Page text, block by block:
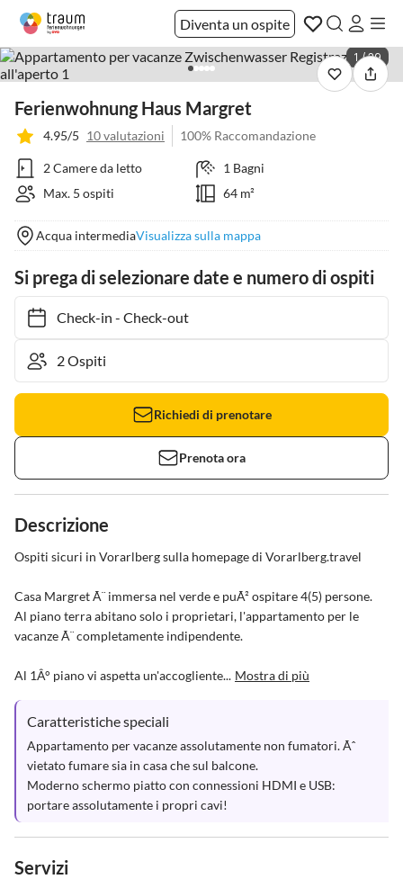
Diventa un ospite
1 / 29
Ferienwohnung Haus Margret
4.95/5 10 valutazioni 100% Raccomandazione
2 Camere da letto
1 Bagni
Max. 5 ospiti
64 m²
Acqua intermediaVisualizza sulla mappa
Si prega di selezionare date e numero di ospiti
Check-in- Check-out
Richiedi di prenotare
Prenota ora
Descrizione
Ospiti sicuri in Vorarlberg sulla homepage di Vorarlberg.travel
Casa Margret Ã¨ immersa nel verde e puÃ² ospitare 4(5) persone.
Al piano terra abitano solo i proprietari, l'appartamento per le
vacanze Ã¨ completamente indipendente.
Al 1Â° piano vi aspetta un'accogliente... Mostra di più
Caratteristiche speciali
Appartamento per vacanze assolutamente non fumatori. Ãˆ
vietato fumare sia in casa che sul balcone.
Moderno schermo piatto con connessioni HDMI e USB:
portare assolutamente i propri cavi!
Servizi